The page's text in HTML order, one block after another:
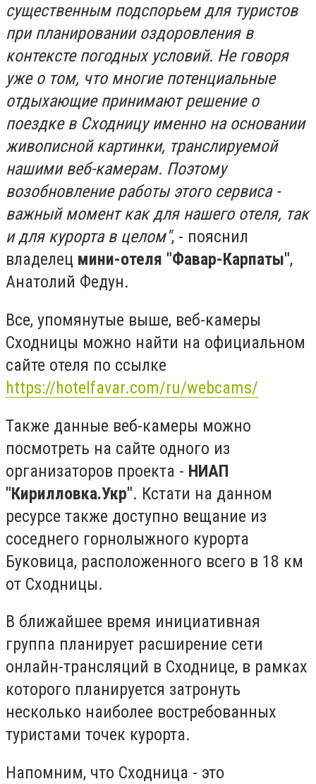
существенным подспорьем для туристов
при планировании оздоровления в
контексте погодных условий. Не говоря
уже о том, что многие потенциальные
отдыхающие принимают решение о
поездке в Сходницу именно на основании
живописной картинки, транслируемой
нашими веб-камерам. Поэтому
возобновление работы этого сервиса -
важный момент как для нашего отеля, так
и для курорта в целом", - пояснил
владелец мини-отеля "Фавар-Карпаты",
Анатолий Федун.
Все, упомянутые выше, веб-камеры
Сходницы можно найти на официальном
сайте отеля по ссылке
https://hotelfavar.com/ru/webcams/
Также данные веб-камеры можно
посмотреть на сайте одного из
организаторов проекта - НИАП
"Кирилловка.Укр". Кстати на данном
ресурсе также доступно вещание из
соседнего горнолыжного курорта
Буковица, расположенного всего в 18 км
от Сходницы.
В ближайшее время инициативная
группа планирует расширение сети
онлайн-трансляций в Сходнице, в рамках
которого планируется затронуть
несколько наиболее востребованных
туристами точек курорта.
Напомним, что Сходница - это